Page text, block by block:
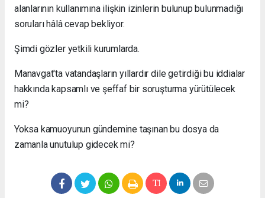
alanlarının kullanımına ilişkin izinlerin bulunup bulunmadığı
soruları hâlâ cevap bekliyor.
Şimdi gözler yetkili kurumlarda.
Manavgat'ta vatandaşların yıllardır dile getirdiği bu iddialar
hakkında kapsamlı ve şeffaf bir soruşturma yürütülecek
mi?
Yoksa kamuoyunun gündemine taşınan bu dosya da
zamanla unutulup gidecek mi?